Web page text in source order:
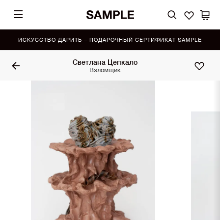
ИСКУССТВО ДАРИТЬ – ПОДАРОЧНЫЙ СЕРТИФИКАТ SAMPLE
Светлана Цепкало
Взломщик